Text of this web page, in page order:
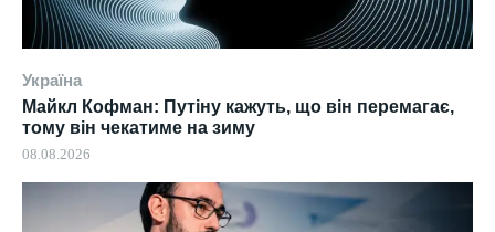
Україна
Майкл Кофман: Путіну кажуть, що він перемагає,
тому він чекатиме на зиму
08.08.2026